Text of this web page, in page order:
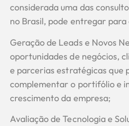
considerada uma das
no Brasil, pode entregar
Geração de Leads e Novos
oportunidades de negócios,
e parcerias estratégicas que
complementar o portifólio e
crescimento da empresa;
Avaliação de Tecnologia e